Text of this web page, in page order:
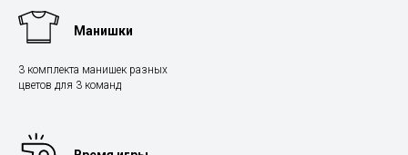
Манишки
3 комплекта манишек разных
цветов для 3 команд